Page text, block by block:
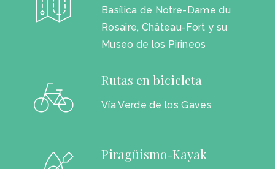
Basílica de Notre-Dame du
Rosaire, Château-Fort y su
Museo de los Pirineos
Rutas en bicicleta
Vía Verde de los Gaves
Piragüismo-Kayak